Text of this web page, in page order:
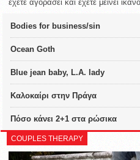
έχετε αγοράσει και έχετε μείνει
Bodies for business/sin
Ocean Goth
Blue jean baby, L.A. lady
Καλοκαίρι στην Πράγα
Πόσο κάνει 2+1 στα ρώσικα
COUPLES THERAPY